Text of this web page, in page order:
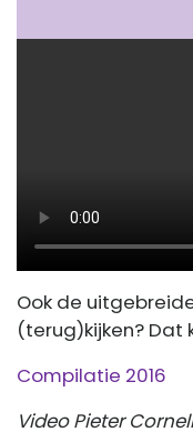
Ook de
(terug)kijken? Dat
Compilatie 2016
Video Pieter